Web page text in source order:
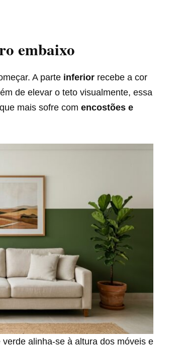
embaixo
A parte inferior recebe a cor
de elevar o teto visualmente, essa
mais sofre com encostões e
alinha-se à altura dos móveis e